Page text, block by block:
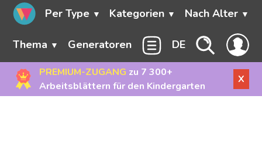
Per Type Kategorien Nach Alter
Thema Generatoren DE
PREMIUM-ZUGANG zu 7 300+
Arbeitsblättern für den Kindergarten
X